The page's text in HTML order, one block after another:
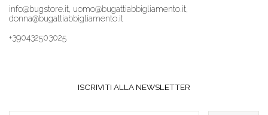
info@bugstore.it, uomo@bugattiabbigliamento.it,
donna@bugattiabbigliamento.it
+390432503025
ISCRIVITI ALLA NEWSLETTER